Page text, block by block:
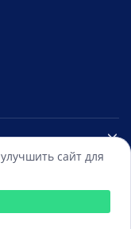
сайт для